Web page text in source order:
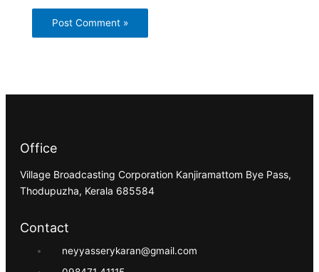
Office
Village Broadcasting Corporation Kanjiramattom Bye Pass,
Thodupuzha, Kerala 685584
Contact
neyyasserykaran@gmail.com